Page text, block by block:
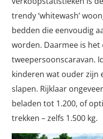
trendy ‘whitewash’
bedden die eenvoudig
worden. Daarmee is het
tweepersoonscaravan.
kinderen wat ouder zijn
slapen. Rijklaar
beladen tot 1.200, of
trekken – zelfs 1.500 kg.